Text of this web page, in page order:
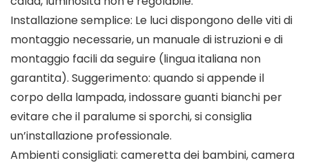
Installazione semplice: Le luci dispongono delle viti di
montaggio necessarie, un manuale di istruzioni e di
montaggio facili da seguire (lingua italiana non
garantita). Suggerimento: quando si appende il
corpo della lampada, indossare guanti bianchi per
evitare che il paralume si sporchi, si consiglia
un’installazione professionale.
Ambienti consigliati: cameretta dei bambini, camera